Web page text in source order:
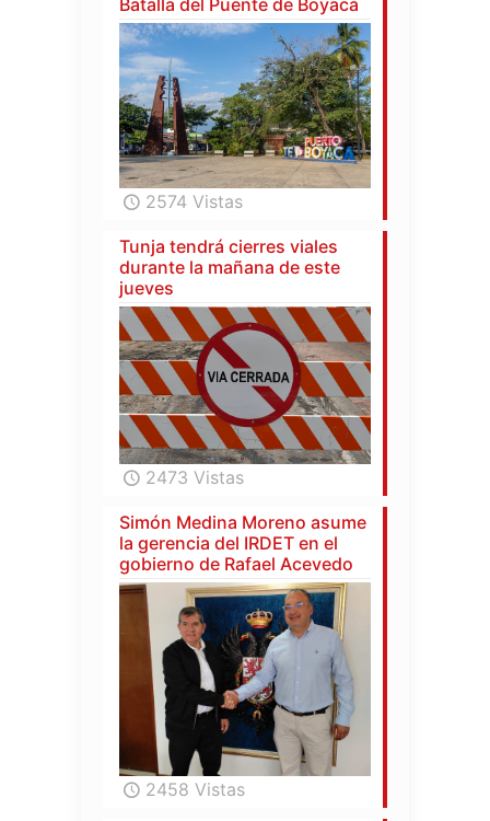
2574 Vistas
Tunja tendrá cierres viales
durante la mañana de este
jueves
2473 Vistas
Simón Medina Moreno asume
la gerencia del IRDET en el
gobierno de Rafael Acevedo
2458 Vistas